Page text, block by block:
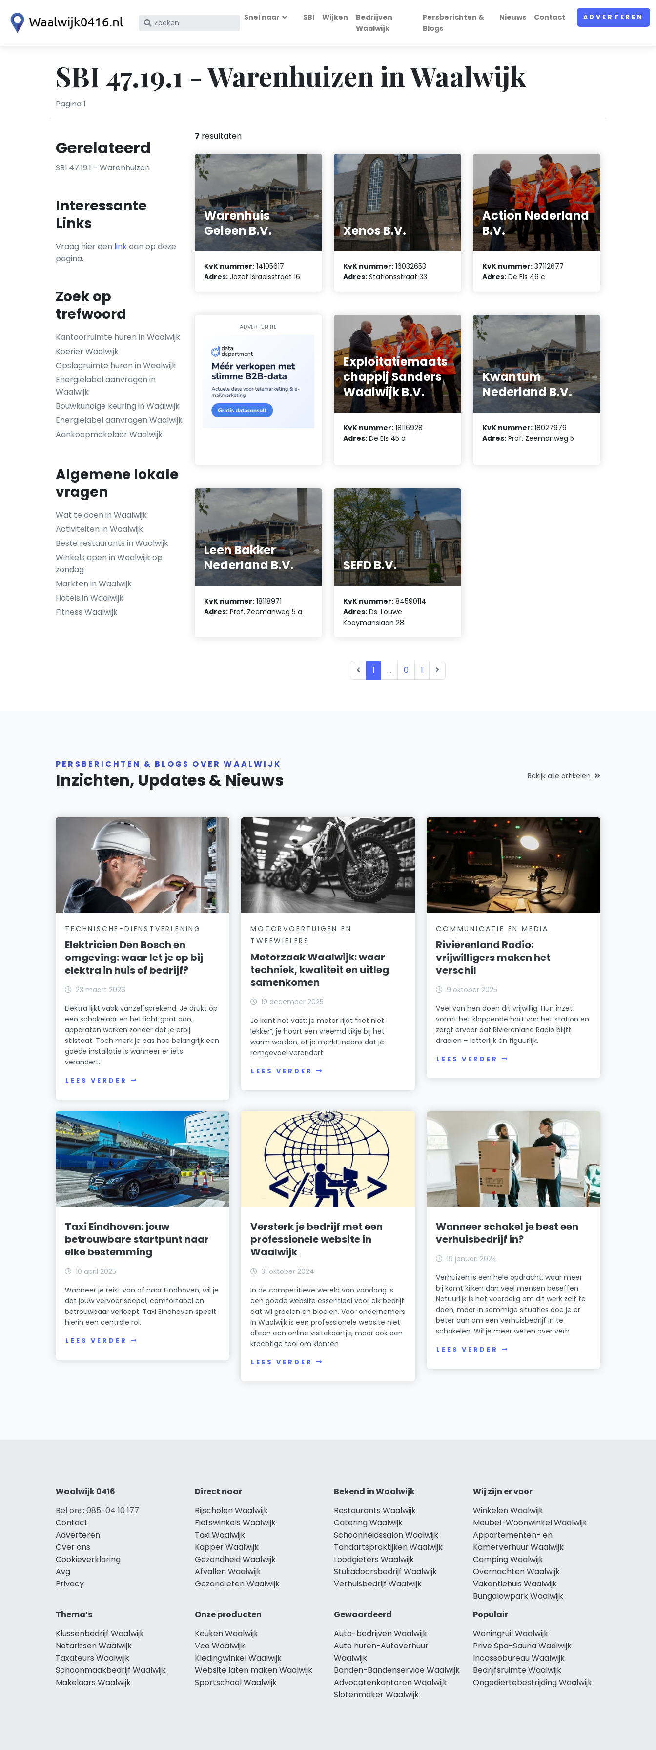
Zoek
KvK
nummer
Snel naar SBI Wijken
Bedrijven
Waalwijk
Persberichten &
Blogs
Nieuws Contact ADVERTEREN
SBI 47.19.1 - Warenhuizen in Waalwijk
Pagina 1
Gerelateerd
SBI 47.19.1 - Warenhuizen
Interessante
Links
Vraag hier een linkaan op deze
pagina.
Zoek op
trefwoord
Kantoorruimte huren in Waalwijk
Koerier Waalwijk
Opslagruimte huren in Waalwijk
Energielabel aanvragen in
Waalwijk
Bouwkundige keuring in Waalwijk
Energielabel aanvragen Waalwijk
Aankoopmakelaar Waalwijk
Algemene lokale
vragen
Wat te doen in Waalwijk
Activiteiten in Waalwijk
Beste restaurants in Waalwijk
Winkels open in Waalwijk op
zondag
Markten in Waalwijk
Hotels in Waalwijk
Fitness Waalwijk
7 resultaten
Warenhuis
Geleen B.V.
KvK nummer: 14105617
Adres: Jozef Israëlsstraat 16
Xenos B.V.
KvK nummer: 16032653
Adres: Stationsstraat 33
Action Nederland
B.V.
KvK nummer: 37112677
Adres: De Els 46 c
ADVERTENTIE
Exploitatiemaats
chappij Sanders
Waalwijk B.V.
KvK nummer: 18116928
Adres: De Els 45 a
Kwantum
Nederland B.V.
KvK nummer: 18027979
Adres: Prof. Zeemanweg 5
Leen Bakker
Nederland B.V.
KvK nummer: 18118971
Adres: Prof. Zeemanweg 5 a
SEFD B.V.
KvK nummer: 84590114
Adres: Ds. Louwe
Kooymanslaan 28
1 ... 0 1
PERSBERICHTEN & BLOGS OVER WAALWIJK
Inzichten, Updates & Nieuws Bekijk alle artikelen
TECHNISCHE-DIENSTVERLENING
Elektricien Den Bosch en
omgeving: waar let je op bij
elektra in huis of bedrijf?
23 maart 2026
Elektra lijkt vaak vanzelfsprekend. Je drukt op
een schakelaar en het licht gaat aan,
apparaten werken zonder dat je erbij
stilstaat. Toch merk je pas hoe belangrijk een
goede installatie is wanneer er iets
verandert.
LEES VERDER
MOTORVOERTUIGEN EN
TWEEWIELERS
Motorzaak Waalwijk: waar
techniek, kwaliteit en uitleg
samenkomen
19 december 2025
Je kent het vast: je motor rijdt “net niet
lekker”, je hoort een vreemd tikje bij het
warm worden, of je merkt ineens dat je
remgevoel verandert.
LEES VERDER
COMMUNICATIE EN MEDIA
Rivierenland Radio:
vrijwilligers maken het
verschil
9 oktober 2025
Veel van hen doen dit vrijwillig. Hun inzet
vormt het kloppende hart van het station en
zorgt ervoor dat Rivierenland Radio blijft
draaien – letterlijk én figuurlijk.
LEES VERDER
Taxi Eindhoven: jouw
betrouwbare startpunt naar
elke bestemming
10 april 2025
Wanneer je reist van of naar Eindhoven, wil je
dat jouw vervoer soepel, comfortabel en
betrouwbaar verloopt. Taxi Eindhoven speelt
hierin een centrale rol.
LEES VERDER
Versterk je bedrijf met een
professionele website in
Waalwijk
31 oktober 2024
In de competitieve wereld van vandaag is
een goede website essentieel voor elk bedrijf
dat wil groeien en bloeien. Voor ondernemers
in Waalwijk is een professionele website niet
alleen een online visitekaartje, maar ook een
krachtige tool om klanten
LEES VERDER
Wanneer schakel je best een
verhuisbedrijf in?
19 januari 2024
Verhuizen is een hele opdracht, waar meer
bij komt kijken dan veel mensen beseffen.
Natuurlijk is het voordelig om dit werk zelf te
doen, maar in sommige situaties doe je er
beter aan om een verhuisbedrijf in te
schakelen. Wil je meer weten over verh
LEES VERDER
Waalwijk 0416
Bel ons: 085-04 10 177
Contact
Adverteren
Over ons
Cookieverklaring
Avg
Privacy
Direct naar
Rijscholen Waalwijk
Fietswinkels Waalwijk
Taxi Waalwijk
Kapper Waalwijk
Gezondheid Waalwijk
Afvallen Waalwijk
Gezond eten Waalwijk
Bekend in Waalwijk
Restaurants Waalwijk
Catering Waalwijk
Schoonheidssalon Waalwijk
Tandartspraktijken Waalwijk
Loodgieters Waalwijk
Stukadoorsbedrijf Waalwijk
Verhuisbedrijf Waalwijk
Wij zijn er voor
Winkelen Waalwijk
Meubel-Woonwinkel Waalwijk
Appartementen- en
Kamerverhuur Waalwijk
Camping Waalwijk
Overnachten Waalwijk
Vakantiehuis Waalwijk
Bungalowpark Waalwijk
Thema’s
Klussenbedrijf Waalwijk
Notarissen Waalwijk
Taxateurs Waalwijk
Schoonmaakbedrijf Waalwijk
Makelaars Waalwijk
Onze producten
Keuken Waalwijk
Vca Waalwijk
Kledingwinkel Waalwijk
Website laten maken Waalwijk
Sportschool Waalwijk
Gewaardeerd
Auto-bedrijven Waalwijk
Auto huren-Autoverhuur
Waalwijk
Banden-Bandenservice Waalwijk
Advocatenkantoren Waalwijk
Slotenmaker Waalwijk
Populair
Woningruil Waalwijk
Prive Spa-Sauna Waalwijk
Incassobureau Waalwijk
Bedrijfsruimte Waalwijk
Ongediertebestrijding Waalwijk